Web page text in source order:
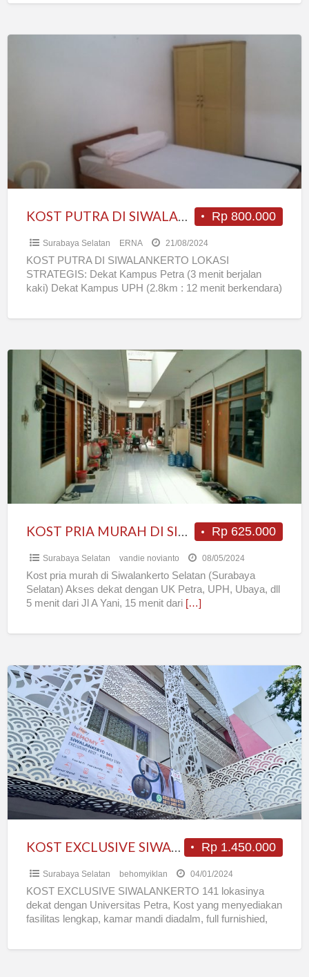
DAN
CITO)
Rp 800.000
KOST PUTRA DI SIWALANKERTO (DEKAT PETRA, UPH DAN CITO)
Surabaya Selatan ERNA 21/08/2024
KOST PUTRA DI SIWALANKERTO LOKASI
STRATEGIS: Dekat Kampus Petra (3 menit berjalan
kaki) Dekat Kampus UPH (2.8km : 12 menit berkendara)
MURAH
SIWALANKERTO
SELATAN
Rp 625.000
KOST PRIA MURAH DI SIWALANKERTO SELATAN
Surabaya Selatan vandie novianto 08/05/2024
Kost pria murah di Siwalankerto Selatan (Surabaya
Selatan) Akses dekat dengan UK Petra, UPH, Ubaya, dll
5 menit dari Jl A Yani, 15 menit dari […]
KOST
EXCLUSIVE
SIWALANKERTO
141
Rp 1.450.000
KOST EXCLUSIVE SIWALANKERTO 141
Surabaya Selatan behomyiklan 04/01/2024
KOST EXCLUSIVE SIWALANKERTO 141 lokasinya
dekat dengan Universitas Petra, Kost yang menyediakan
fasilitas lengkap, kamar mandi diadalm, full furnishied,